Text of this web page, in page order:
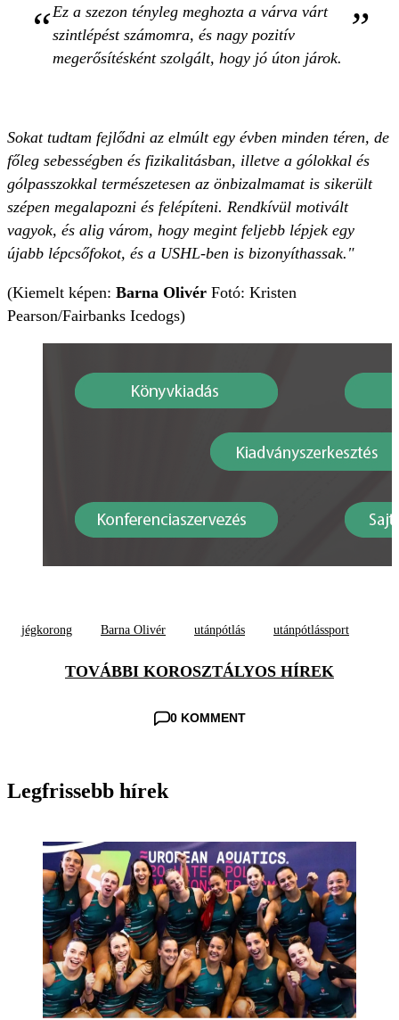
Ez a szezon tényleg meghozta a várva várt
szintlépést számomra, és nagy pozitív
megerősítésként szolgált, hogy jó úton járok.
Sokat tudtam fejlődni az elmúlt egy évben minden téren, de
főleg sebességben és fizikalitásban, illetve a gólokkal és
gólpasszokkal természetesen az önbizalmamat is sikerült
szépen megalapozni és felépíteni. Rendkívül motivált
vagyok, és alig várom, hogy megint feljebb lépjek egy
újabb lépcsőfokot, és a USHL-ben is bizonyíthassak."
(Kiemelt képen: Barna Olivér Fotó: Kristen
Pearson/Fairbanks Icedogs)
jégkorong Barna Olivér utánpótlás utánpótlássport
TOVÁBBI KOROSZTÁLYOS HÍREK
0 KOMMENT
Legfrissebb hírek